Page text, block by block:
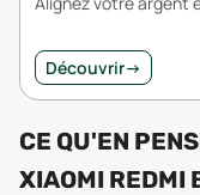
Découvrir→
CE QU'EN
XIAOMI REDMI